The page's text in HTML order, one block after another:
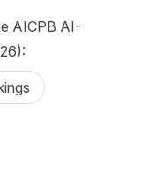
AICPB AI-